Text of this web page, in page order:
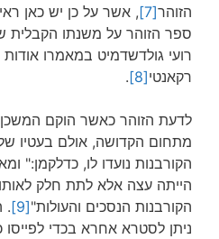
הזוהר[7]
, אשר על כן יש כאן
ספר הזוהר על משנתו הקבלית
רועי גולדשדמיט במאמרו
רקאנטי[8]
.
לדעת הזוהר כאשר הוקם
מתחום הקדושה, אולם בעטיו
הקורבנות נועדו לו, כדלקמן:"
הייתה עצה אלא לתת חלק
הקורבנות הנסכים והעולות"[9]
.
ניתן לסטרא אחרא בכדי לפייסו